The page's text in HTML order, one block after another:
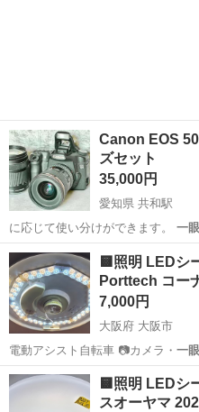
Canon EOS
ズセット
35,000円
愛知県 共和駅
に応じて使い分けができます。 一
マウント…
愛知 大府市 共和駅
🟨照明 LEDシ
Porttech コー
7,000円
大阪府 大阪市
電動アシスト自転車 📷カメラ・ 一
コン…
大阪 大阪市 照明器具
🟨照明 LEDシ
スオーヤマ